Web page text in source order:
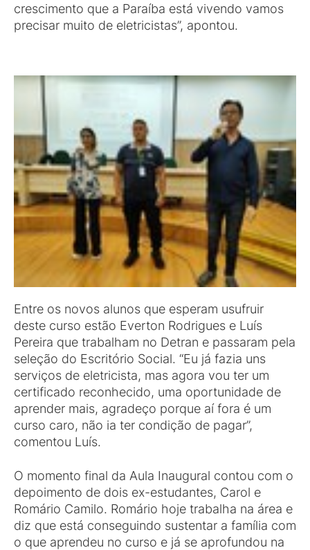
crescimento que a Paraíba está vivendo vamos
precisar muito de eletricistas”, apontou.
Entre os novos alunos que esperam usufruir
deste curso estão Everton Rodrigues e Luís
Pereira que trabalham no Detran e passaram pela
seleção do Escritório Social. “Eu já fazia uns
serviços de eletricista, mas agora vou ter um
certificado reconhecido, uma oportunidade de
aprender mais, agradeço porque aí fora é um
curso caro, não ia ter condição de pagar”,
comentou Luís.
O momento final da Aula Inaugural contou com o
depoimento de dois ex-estudantes, Carol e
Romário Camilo. Romário hoje trabalha na área e
diz que está conseguindo sustentar a família com
o que aprendeu no curso e já se aprofundou na